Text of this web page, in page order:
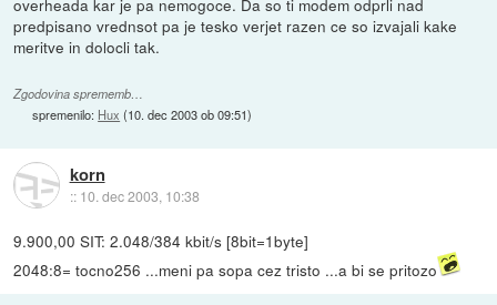
overheada kar je pa nemogoce. Da so ti modem odprli nad
predpisano vrednsot pa je tesko verjet razen ce so izvajali kake
meritve in dolocli tak.
Zgodovina sprememb…
spremenilo: Hux (10. dec 2003 ob 09:51)
korn
:: 10. dec 2003, 10:38
9.900,00 SIT: 2.048/384 kbit/s [8bit=1byte]
2048:8= tocno256 ...meni pa sopa cez tristo ...a bi se pritozo